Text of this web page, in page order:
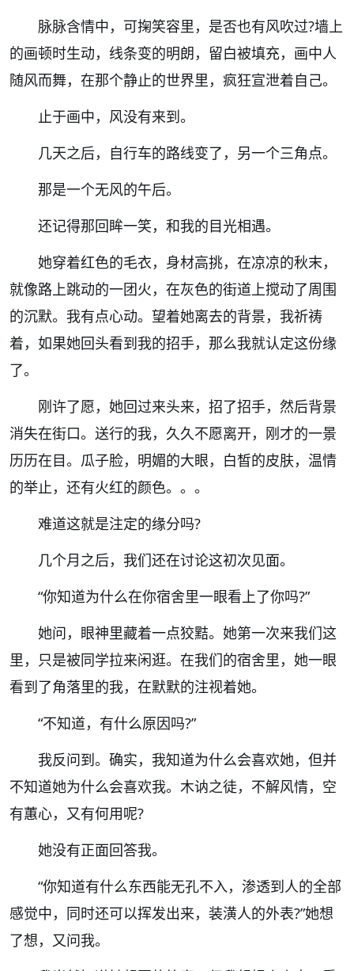
脉脉含情中，可掬笑容里，是否也有风吹过?墙上
的画顿时生动，线条变的明朗，留白被填充，画中人
随风而舞，在那个静止的世界里，疯狂宣泄着自己。
止于画中，风没有来到。
几天之后，自行车的路线变了，另一个三角点。
那是一个无风的午后。
还记得那回眸一笑，和我的目光相遇。
她穿着红色的毛衣，身材高挑，在凉凉的秋末，
就像路上跳动的一团火，在灰色的街道上搅动了周围
的沉默。我有点心动。望着她离去的背景，我祈祷
着，如果她回头看到我的招手，那么我就认定这份缘
了。
刚许了愿，她回过来头来，招了招手，然后背景
消失在街口。送行的我，久久不愿离开，刚才的一景
历历在目。瓜子脸，明媚的大眼，白皙的皮肤，温情
的举止，还有火红的颜色。。。
难道这就是注定的缘分吗?
几个月之后，我们还在讨论这初次见面。
“你知道为什么在你宿舍里一眼看上了你吗?”
她问，眼神里藏着一点狡黠。她第一次来我们这
里，只是被同学拉来闲逛。在我们的宿舍里，她一眼
看到了角落里的我，在默默的注视着她。
“不知道，有什么原因吗?”
我反问到。确实，我知道为什么会喜欢她，但并
不知道她为什么会喜欢我。木讷之徒，不解风情，空
有蕙心，又有何用呢?
她没有正面回答我。
“你知道有什么东西能无孔不入，渗透到人的全部
感觉中，同时还可以挥发出来，装潢人的外表?”她想
了想，又问我。